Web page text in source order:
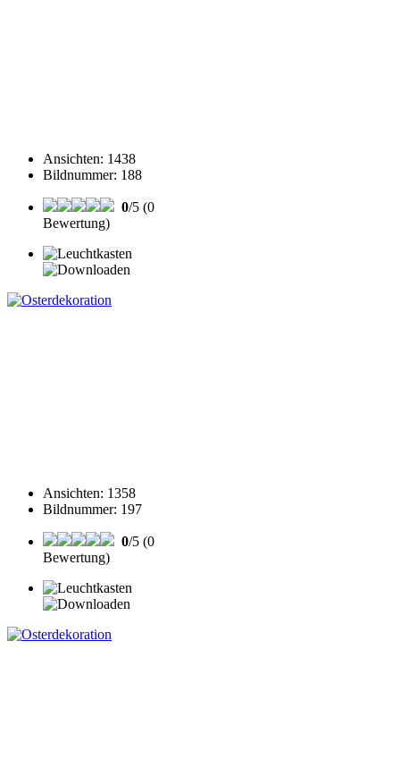
Ansichten: 1438
Bildnummer: 188
0/5 (0
Bewertung)
Ansichten: 1358
Bildnummer: 197
0/5 (0
Bewertung)